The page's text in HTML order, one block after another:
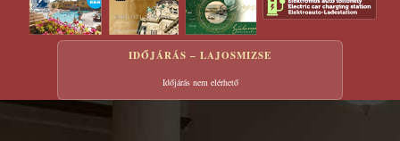
IDŐJÁRÁS – LAJOSMIZSE
Időjárás nem elérhető